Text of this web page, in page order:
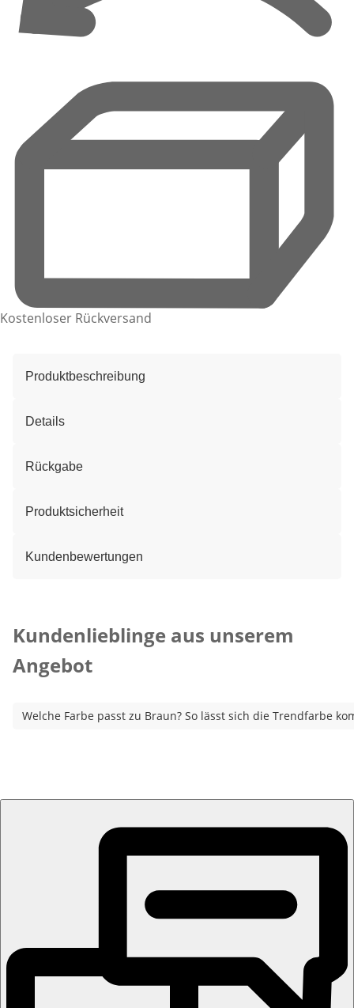
Kostenloser Rückversand
Produktbeschreibung
Details
Rückgabe
Produktsicherheit
Kundenbewertungen
Kundenlieblinge aus unserem
Angebot
Welche Farbe passt zu Braun? So lässt sich die Trendfarbe